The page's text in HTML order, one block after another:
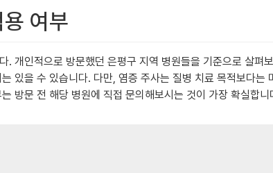
여부
개인적으로 방문했던 은평구 지역 병원들을 기준으로 살
있을 수 있습니다. 다만, 염증 주사는 질병 치료 목적보다
방문 전 해당 병원에 직접 문의해보시는 것이 가장 확실합니